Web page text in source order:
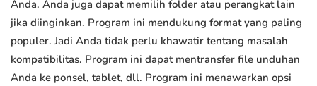
Anda. Anda juga dapat memilih folder atau perangkat lain
jika diinginkan. Program ini mendukung format yang paling
populer. Jadi Anda tidak perlu khawatir tentang masalah
kompatibilitas. Program ini dapat mentransfer file unduhan
Anda ke ponsel, tablet, dll. Program ini menawarkan opsi